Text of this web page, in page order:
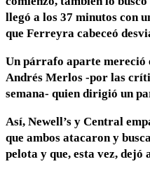
llegó a los 37 minutos con
que Ferreyra cabeceó
Un párrafo aparte mereció
Andrés Merlos -por las
semana- quien dirigió un
Así, Newell’s y Central
que ambos atacaron y
pelota y que, esta vez, dejó